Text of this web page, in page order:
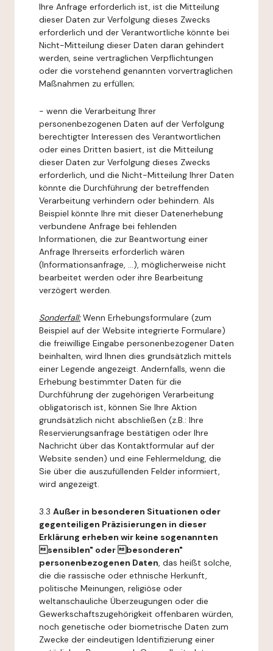
Ihre Anfrage erforderlich ist, ist die Mitteilung
dieser Daten zur Verfolgung dieses Zwecks
erforderlich und der Verantwortliche könnte bei
Nicht-Mitteilung dieser Daten daran gehindert
werden, seine vertraglichen Verpflichtungen
oder die vorstehend genannten vorvertraglichen
Maßnahmen zu erfüllen;
- wenn die Verarbeitung Ihrer
personenbezogenen Daten auf der Verfolgung
berechtigter Interessen des Verantwortlichen
oder eines Dritten basiert, ist die Mitteilung
dieser Daten zur Verfolgung dieses Zwecks
erforderlich, und die Nicht-Mitteilung Ihrer Daten
könnte die Durchführung der betreffenden
Verarbeitung verhindern oder behindern. Als
Beispiel könnte Ihre mit dieser Datenerhebung
verbundene Anfrage bei fehlenden
Informationen, die zur Beantwortung einer
Anfrage Ihrerseits erforderlich wären
(Informationsanfrage, ...), möglicherweise nicht
bearbeitet werden oder ihre Bearbeitung
verzögert werden.
Sonderfall:Wenn Erhebungsformulare (zum
Beispiel auf der Website integrierte Formulare)
die freiwillige Eingabe personenbezogener Daten
beinhalten, wird Ihnen dies grundsätzlich mittels
einer Legende angezeigt. Andernfalls, wenn die
Erhebung bestimmter Daten für die
Durchführung der zugehörigen Verarbeitung
obligatorisch ist, können Sie Ihre Aktion
grundsätzlich nicht abschließen (z.B.: Ihre
Reservierungsanfrage bestätigen oder Ihre
Nachricht über das Kontaktformular auf der
Website senden) und eine Fehlermeldung, die
Sie über die auszufüllenden Felder informiert,
wird angezeigt.
3.3 Außer in besonderen Situationen oder
gegenteiligen Präzisierungen in dieser
Erklärung erheben wir keine sogenannten
sensiblen" oder besonderen"
personenbezogenen Daten, das heißt solche,
die die rassische oder ethnische Herkunft,
politische Meinungen, religiöse oder
weltanschauliche Überzeugungen oder die
Gewerkschaftszugehörigkeit offenbaren würden,
noch genetische oder biometrische Daten zum
Zwecke der eindeutigen Identifizierung einer